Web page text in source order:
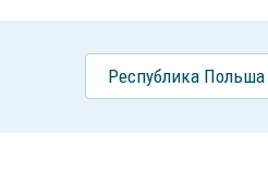
Республика Польша